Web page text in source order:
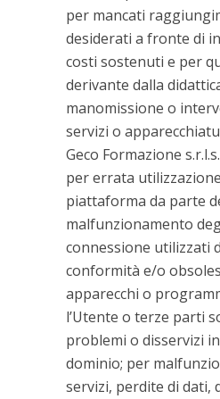
per mancati
desiderati a fronte di
costi sostenuti e per
derivante dalla
manomissione o
servizi o
Geco Formazione
per errata
piattaforma da parte
malfunzionamento
connessione utilizzati
conformità e/o
apparecchi o
l’Utente o terze parti
problemi o disservizi
dominio; per
servizi, perdite di dati,